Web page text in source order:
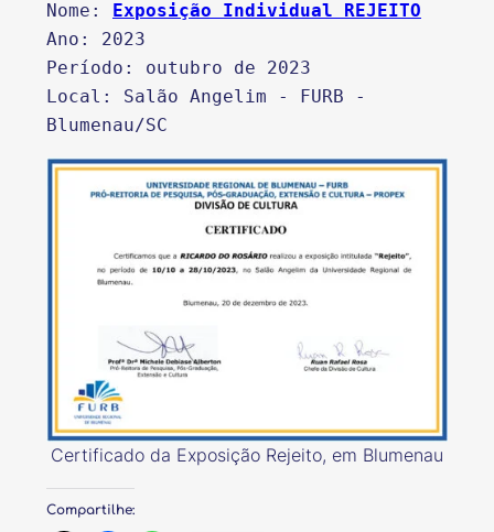
Nome: Exposição Individual REJEITO
Ano: 2023
Período: outubro de 2023
Local: Salão Angelim - FURB -
Blumenau/SC
Certificado da Exposição Rejeito, em Blumenau
Compartilhe: